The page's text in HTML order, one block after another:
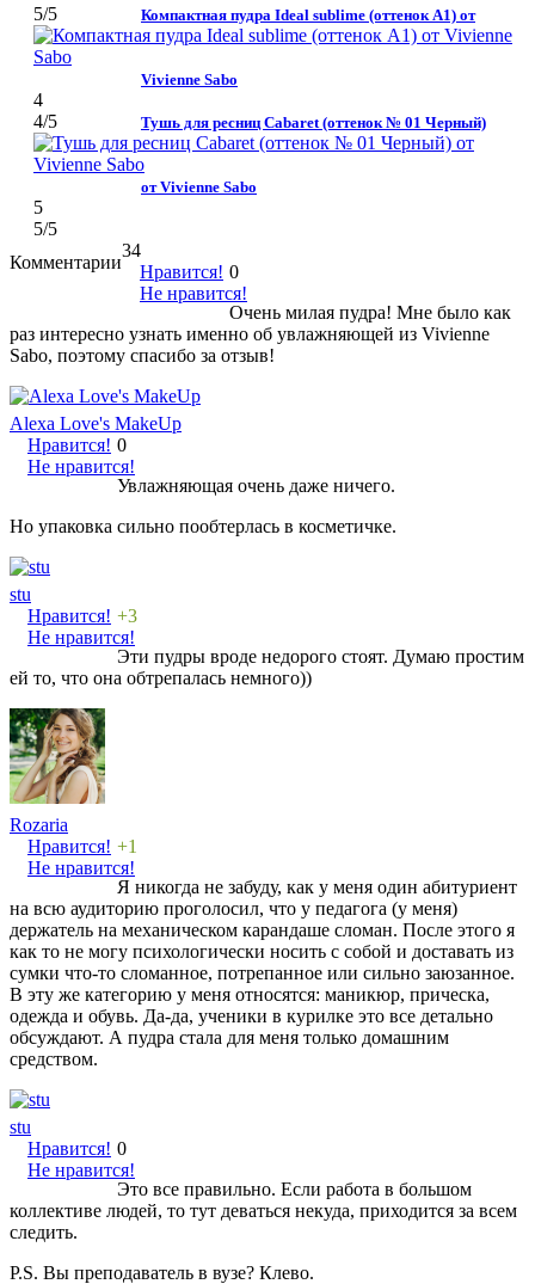
5/5 Компактная пудра Ideal sublime (оттенок А1) от
Vivienne Sabo
4
4/5 Тушь для ресниц Cabaret (оттенок № 01 Черный)
от Vivienne Sabo
5
5/5
Комментарии
34
Нравится!
Не нравится!
0
Очень милая пудра! Мне было как
раз интересно узнать именно об увлажняющей из Vivienne
Sabo, поэтому спасибо за отзыв!
Alexa Love's MakeUp
Нравится!
Не нравится!
0
Увлажняющая очень даже ничего.
Но упаковка сильно пообтерлась в косметичке.
stu
Нравится!
Не нравится!
+3
Эти пудры вроде недорого стоят. Думаю простим
ей то, что она обтрепалась немного))
Rozaria
Нравится!
Не нравится!
+1
Я никогда не забуду, как у меня один абитуриент
на всю аудиторию проголосил, что у педагога (у меня)
держатель на механическом карандаше сломан. После этого я
как то не могу психологически носить с собой и доставать из
сумки что-то сломанное, потрепанное или сильно заюзанное.
В эту же категорию у меня относятся: маникюр, прическа,
одежда и обувь. Да-да, ученики в курилке это все детально
обсуждают. А пудра стала для меня только домашним
средством.
stu
Нравится!
Не нравится!
0
Это все правильно. Если работа в большом
коллективе людей, то тут деваться некуда, приходится за всем
следить.
P.S. Вы преподаватель в вузе? Клево.